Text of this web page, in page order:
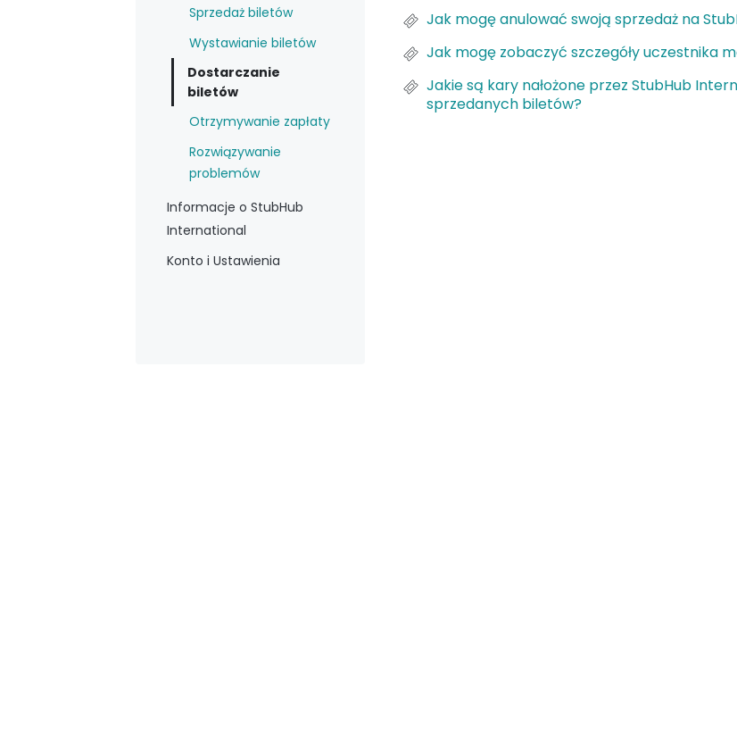
Sprzedaż biletów
Wystawianie biletów
Dostarczanie
biletów
Otrzymywanie zapłaty
Rozwiązywanie
problemów
Informacje o StubHub
International
Konto i Ustawienia
Jak mogę anulować swoją sprzedaż na
Jak mogę zobaczyć szczegóły uczestnika
Jakie są kary nałożone przez StubHub
sprzedanych biletów?